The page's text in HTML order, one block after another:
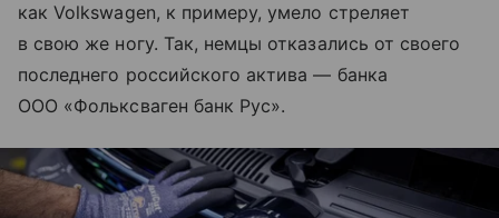
как Volkswagen, к примеру, умело стреляет
в свою же ногу. Так, немцы отказались от своего
последнего российского актива — банка
ООО «Фольксваген банк Рус».